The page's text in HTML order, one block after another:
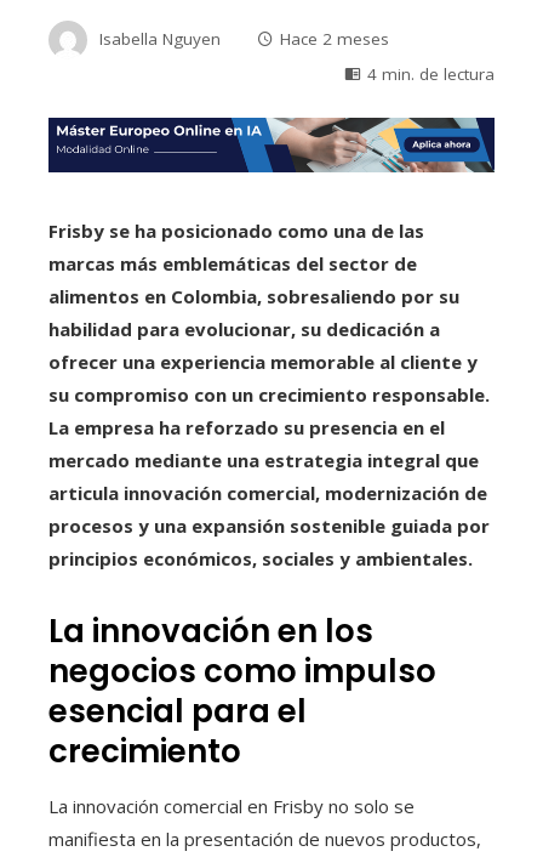
Isabella Nguyen
Hace 2 meses
4 min. de lectura
Frisby se ha posicionado como una de las
marcas más emblemáticas del sector de
alimentos en Colombia, sobresaliendo por su
habilidad para evolucionar, su dedicación a
ofrecer una experiencia memorable al cliente y
su compromiso con un crecimiento responsable.
La empresa ha reforzado su presencia en el
mercado mediante una estrategia integral que
articula innovación comercial, modernización de
procesos y una expansión sostenible guiada por
principios económicos, sociales y ambientales.
La innovación en los
negocios como impulso
esencial para el
crecimiento
La innovación comercial en Frisby no solo se
manifiesta en la presentación de nuevos productos,